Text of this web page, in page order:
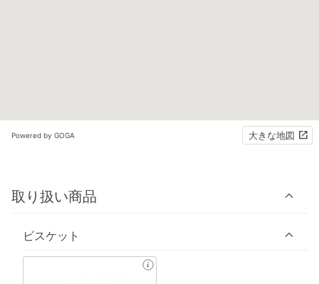
Powered by GOGA 大きな地図
取り扱い商品
ビスケット